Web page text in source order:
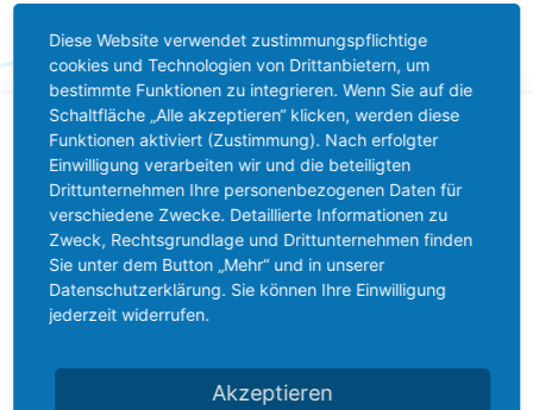
EINTRITTSPREISE
Kinder
*
Erwachsene
16,00
Diese Website verwendet zustimmungspflichtige
cookies und Technologien von Drittanbietern, um
bestimmte Funktionen zu integrieren. Wenn Sie auf die
Schaltfläche „Alle akzeptieren“ klicken, werden diese
Funktionen aktiviert (Zustimmung). Nach erfolgter
Einwilligung verarbeiten wir und die beteiligten
Drittunternehmen Ihre personenbezogenen Daten für
verschiedene Zwecke. Detaillierte Informationen zu
Zweck, Rechtsgrundlage und Drittunternehmen finden
Sie unter dem Button „Mehr“ und in unserer
Datenschutzerklärung. Sie können Ihre Einwilligung
jederzeit widerrufen.
Akzeptieren